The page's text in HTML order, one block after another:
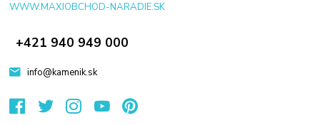
WWW.MAXIOBCHOD-NARADIE.SK
+421 940 949 000
info@kamenik.sk